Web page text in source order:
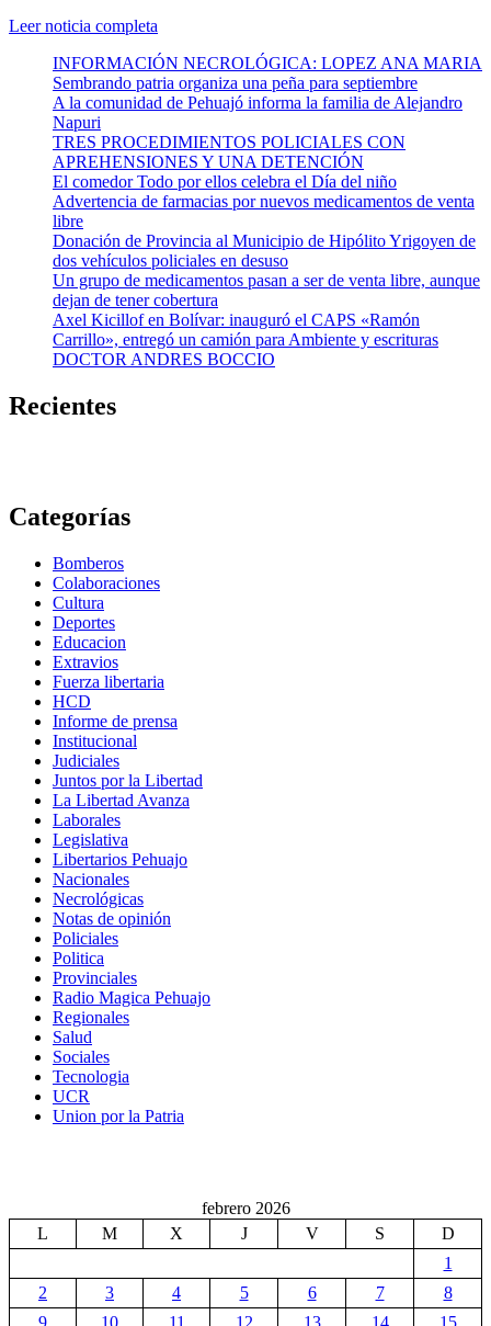
Leer noticia completa
INFORMACIÓN NECROLÓGICA: LOPEZ ANA MARIA
Sembrando patria organiza una peña para septiembre
A la comunidad de Pehuajó informa la familia de Alejandro
Napuri
TRES PROCEDIMIENTOS POLICIALES CON
APREHENSIONES Y UNA DETENCIÓN
El comedor Todo por ellos celebra el Día del niño
Advertencia de farmacias por nuevos medicamentos de venta
libre
Donación de Provincia al Municipio de Hipólito Yrigoyen de
dos vehículos policiales en desuso
Un grupo de medicamentos pasan a ser de venta libre, aunque
dejan de tener cobertura
Axel Kicillof en Bolívar: inauguró el CAPS «Ramón
Carrillo», entregó un camión para Ambiente y escrituras
DOCTOR ANDRES BOCCIO
Recientes
Categorías
Bomberos
Colaboraciones
Cultura
Deportes
Educacion
Extravios
Fuerza libertaria
HCD
Informe de prensa
Institucional
Judiciales
Juntos por la Libertad
La Libertad Avanza
Laborales
Legislativa
Libertarios Pehuajo
Nacionales
Necrológicas
Notas de opinión
Policiales
Politica
Provinciales
Radio Magica Pehuajo
Regionales
Salud
Sociales
Tecnologia
UCR
Union por la Patria
febrero 2026
L
M X J V S
D
1
2
3 4 5 6 7
8
9
10 11 12 13 14 15